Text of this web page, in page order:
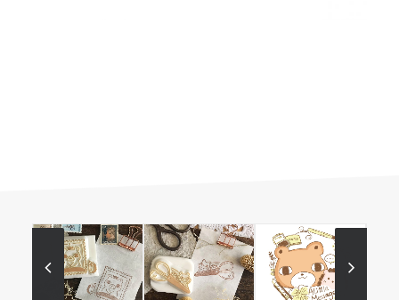
A Little Message
A Little Message
A Little Message